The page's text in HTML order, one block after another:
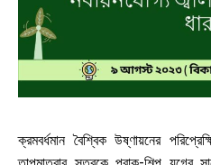
ক্রমবর্ধমান বৈশ্বিক উষ্ণায়নের